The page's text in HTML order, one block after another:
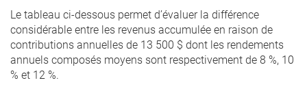
Le tableau ci-dessous permet d’évaluer la différence
considérable entre les revenus accumulée en raison de
contributions annuelles de 13 500 $ dont les rendements
annuels composés moyens sont respectivement de 8 %, 10
% et 12 %.